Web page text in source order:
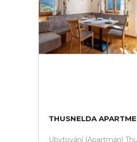
THUSNELDA
Ubytování (Apartmán)